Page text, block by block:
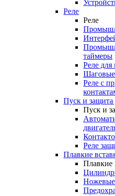
Реле
Реле
таймеры
Реле для
Шаговые
Реле с
Пуск и защита
Пуск и
Реле
Плавкие
Плавкие
Ножевые